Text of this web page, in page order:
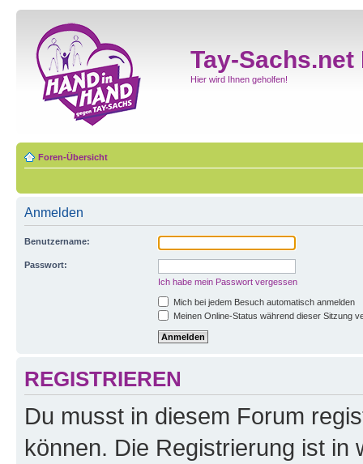
Tay-Sachs.net
Hier wird Ihnen geholfen!
Foren-Übersicht
Anmelden
Benutzername:
Passwort:
Ich habe mein Passwort vergessen
Mich bei jedem Besuch automatisch anmelden
Meinen Online-Status während dieser Sitzung
REGISTRIEREN
Du musst in diesem Forum
können. Die Registrierung ist in